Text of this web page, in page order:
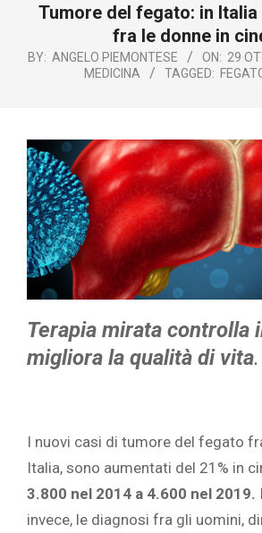
Tumore del fegato: in Italia
fra le donne in
BY: ANGELO PIEMONTESE ON: 29
MEDICINA
TAGGED:
Terapia mirata controlla
migliora la qualità di vita.
I nuovi casi di tumore del fegato
Italia, sono aumentati del 21% in
3.800 nel 2014 a 4.600 nel 2019.
invece, le diagnosi fra gli uomini,